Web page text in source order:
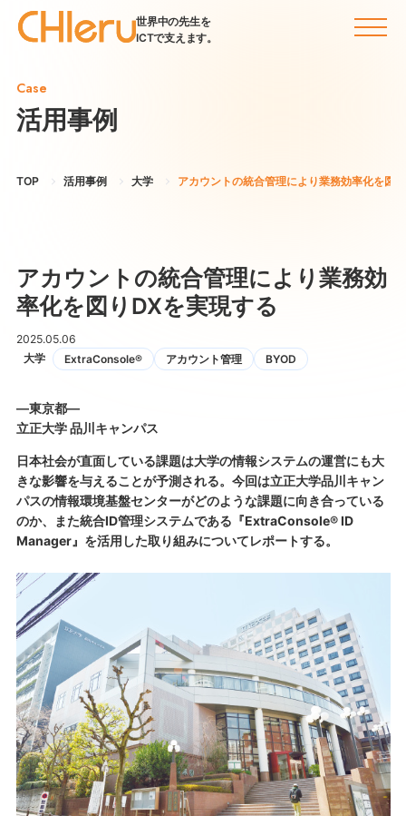
世界中の先生を
ICTで支えます。
Case
活用事例
TOP 活用事例 大学 アカウントの統合管理により業務効率化を図
アカウントの統合管理により業務効
率化を図りDXを実現する
2025.05.06
大学
ExtraConsole® アカウント管理 BYOD
―東京都―
立正大学 品川キャンパス
日本社会が直面している課題は大学の情報システムの運営にも大
きな影響を与えることが予測される。今回は立正大学品川キャン
パスの情報環境基盤センターがどのような課題に向き合っている
のか、また統合ID管理システムである『ExtraConsole® ID
Manager』を活用した取り組みについてレポートする。